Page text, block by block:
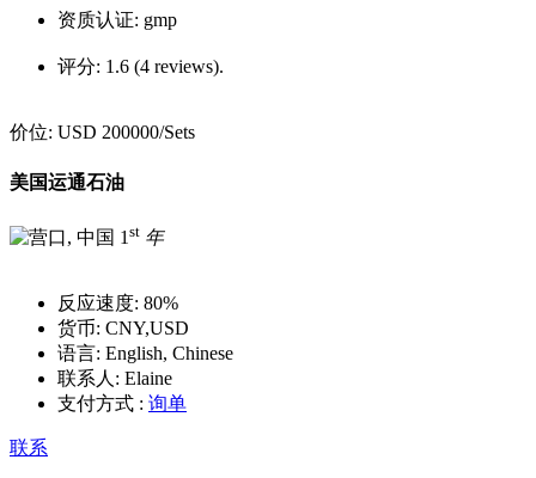
资质认证: gmp
评分: 1.6 (4 reviews).
价位: USD 200000/Sets
美国运通石油
1 st 年
反应速度: 80%
货币: CNY,USD
语言: English, Chinese
联系人: Elaine
支付方式 : 询单
联系